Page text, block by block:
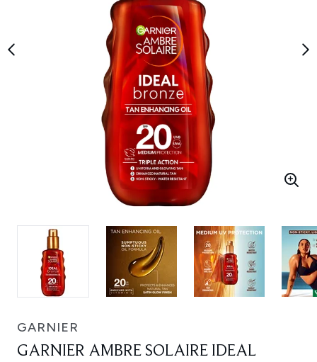
GARNIER
GARNIER AMBRE SOLAIRE IDEAL